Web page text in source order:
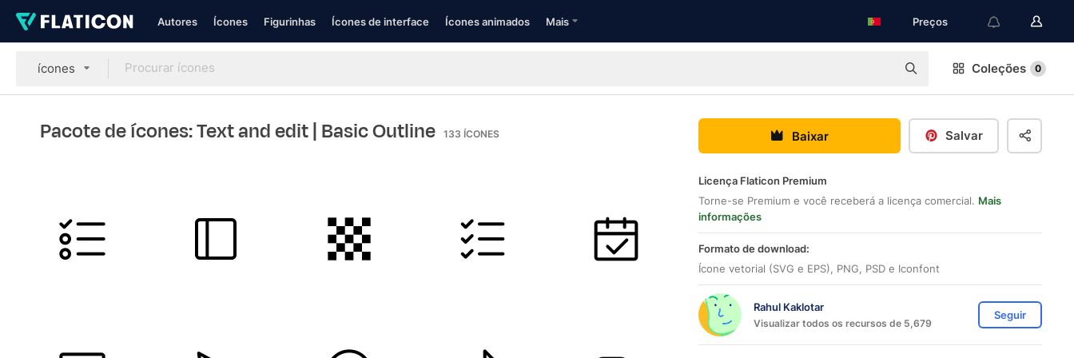
Autores Ícones Figurinhas Ícones de interface Ícones animados Mais Preços
ícones Coleções 0
Pacote de ícones: Text and edit| Basic Outline 133 ÍCONES Baixar Salvar
Licença Flaticon Premium
Torne-se Premium e você receberá a licença comercial. Mais
informações
Formato de download:
Ícone vetorial (SVG e EPS), PNG, PSD e Iconfont
Rahul Kaklotar
Visualizar todos os recursos de 5,679
Seguir